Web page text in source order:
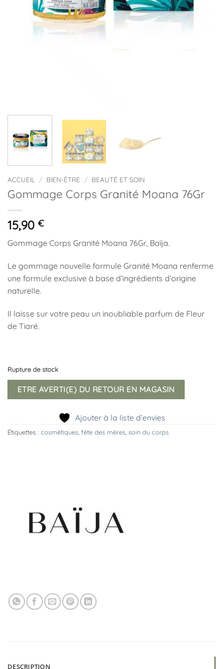
ACCUEIL / BIEN-ÊTRE / BEAUTÉ ET SOIN
Gommage Corps Granité Moana 76Gr
15,90 €
Gommage Corps Granité Moana 76Gr, Baïja.
Le gommage nouvelle formule Granité Moana renferme
une formule exclusive à base d’ingrédients d’origine
naturelle.
Il laisse sur votre peau un inoubliable parfum de Fleur
de Tiaré.
Rupture de stock
ETRE AVERTI(E) DU RETOUR EN MAGASIN
Ajouter à la liste d’envies
Étiquettes : cosmétiques, fête des mères, soin du corps
DESCRIPTION